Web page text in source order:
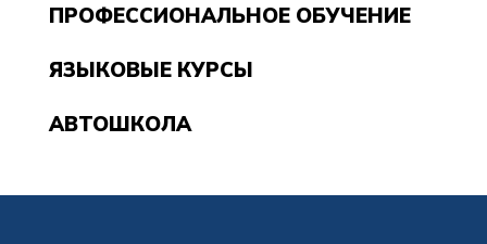
ПРОФЕССИОНАЛЬНОЕ ОБУЧЕНИЕ
ЯЗЫКОВЫЕ КУРСЫ
АВТОШКОЛА